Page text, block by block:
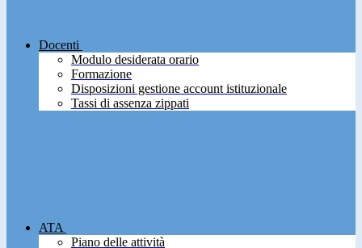
Docenti
Modulo desiderata orario
Formazione
Disposizioni gestione account istituzionale
Tassi di assenza zippati
ATA
Piano delle attività